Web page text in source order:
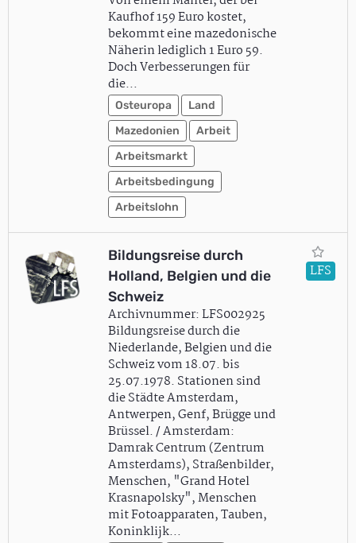
Kaufhof 159 Euro kostet,
bekommt eine mazedonische
Näherin lediglich 1 Euro 59.
Doch Verbesserungen für
die…
Osteuropa
Land
Mazedonien
Arbeit
Arbeitsmarkt
Arbeitsbedingung
Arbeitslohn
Bildungsreise durch
Holland, Belgien und die
Schweiz
Archivnummer: LFS002925
Bildungsreise durch die
Niederlande, Belgien und die
Schweiz vom 18.07. bis
25.07.1978. Stationen sind
die Städte Amsterdam,
Antwerpen, Genf, Brügge und
Brüssel. / Amsterdam:
Damrak Centrum (Zentrum
Amsterdams), Straßenbilder,
Menschen, "Grand Hotel
Krasnapolsky", Menschen
mit Fotoapparaten, Tauben,
Koninklijk…
LFS